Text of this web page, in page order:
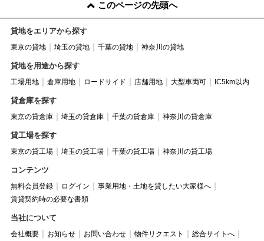
このページの先頭へ
貸地をエリアから探す
東京の貸地 埼玉の貸地 千葉の貸地 神奈川の貸地
貸地を用途から探す
工場用地 倉庫用地 ロードサイド 店舗用地 大型車両可 IC5km以内
貸倉庫を探す
東京の貸倉庫 埼玉の貸倉庫 千葉の貸倉庫 神奈川の貸倉庫
貸工場を探す
東京の貸工場 埼玉の貸工場 千葉の貸工場 神奈川の貸工場
コンテンツ
無料会員登録 ログイン
事業用地・土地を貸したい大家様へ
賃貸契約時の必要な書類
当社について
会社概要 お知らせ お問い合わせ 物件リクエスト
総合サイトへ